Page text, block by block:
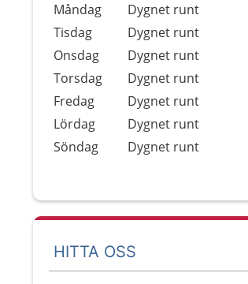
Dag
Öppettider
Kommentarer
Måndag
Dygnet runt
Tisdag
Dygnet runt
Onsdag
Dygnet runt
Torsdag
Dygnet runt
Fredag
Dygnet runt
Lördag
Dygnet runt
Söndag
Dygnet runt
HITTA OSS